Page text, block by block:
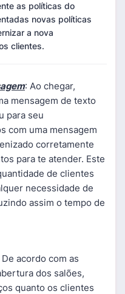
as políticas do
novas políticas
a nova
clientes.
: Ao chegar,
mensagem de texto
para seu
com uma mensagem
corretamente
para te atender. Este
de clientes
necessidade de
assim o tempo de
De acordo com as
dos salões,
quanto os clientes